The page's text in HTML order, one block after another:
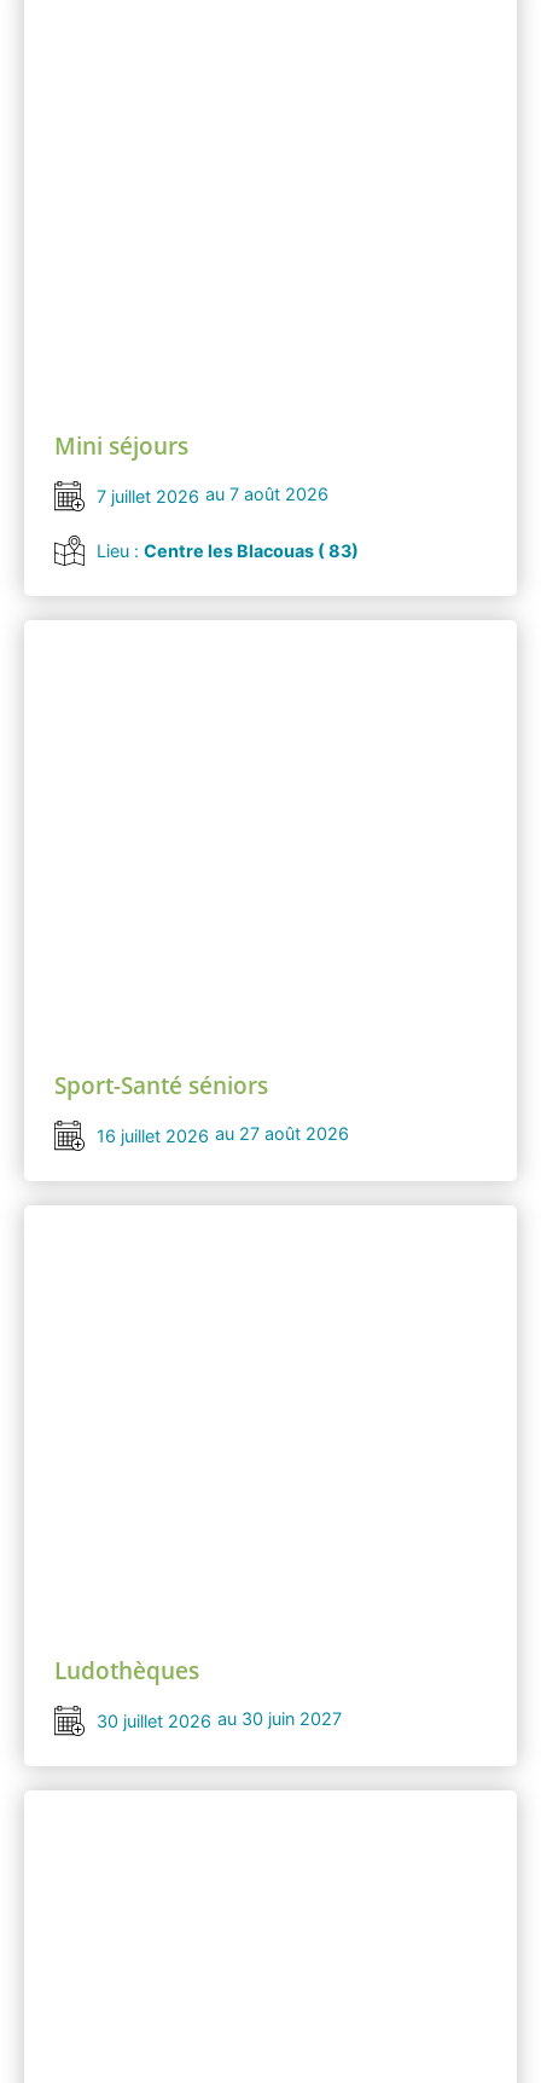
Mini séjours
7 juillet 2026 au 7 août 2026
Lieu : Centre les Blacouas ( 83)
Sport-Santé séniors
16 juillet 2026 au 27 août 2026
Ludothèques
30 juillet 2026 au 30 juin 2027